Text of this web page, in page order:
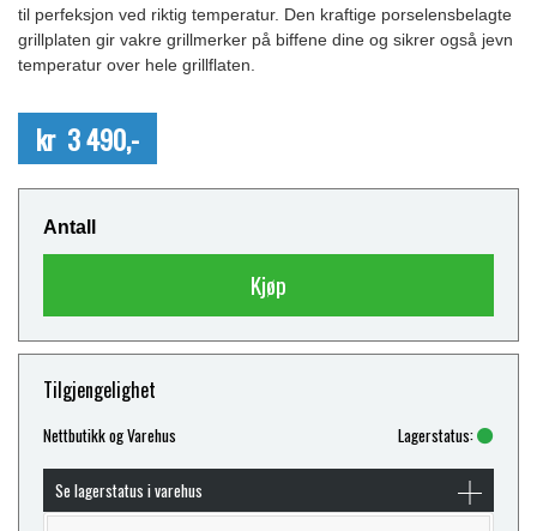
til perfeksjon ved riktig temperatur. Den kraftige porselensbelagte
grillplaten gir vakre grillmerker på biffene dine og sikrer også jevn
temperatur over hele grillflaten.
kr 3 490,-
Antall
Kjøp
Tilgjengelighet
Nettbutikk og Varehus Lagerstatus:
Se lagerstatus i varehus